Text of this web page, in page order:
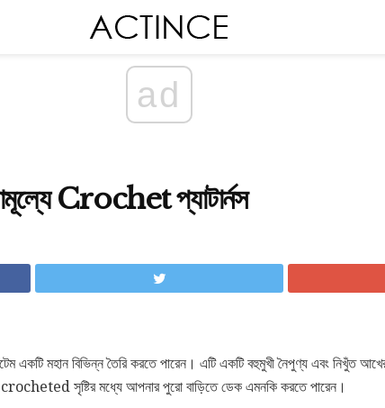
ad
Crochet প্যাটার্নস
মহান বিভিন্ন তৈরি করতে পারেন। এটি একটি বহুমুখী নৈপুণ্য এবং নিখুঁত
সৃষ্টির মধ্যে আপনার পুরো বাড়িতে ডেক এমনকি করতে পারেন।